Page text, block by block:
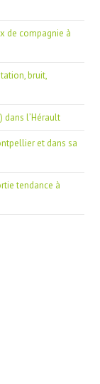
de compagnie à
bruit,
dans l’Hérault
et dans sa
tendance à